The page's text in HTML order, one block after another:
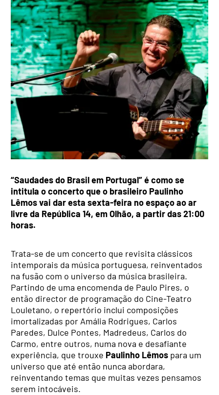
“Saudades do Brasil em Portugal” é como se
intitula o concerto que o brasileiro Paulinho
Lêmos vai dar esta sexta-feira no espaço ao ar
livre da República 14, em Olhão, a partir das 21:00
horas.
Trata-se de um concerto que revisita clássicos
intemporais da música portuguesa, reinventados
na fusão com o universo da música brasileira.
Partindo de uma encomenda de Paulo Pires, o
então director de programação do Cine-Teatro
Louletano, o repertório inclui composições
imortalizadas por Amália Rodrigues, Carlos
Paredes, Dulce Pontes, Madredeus, Carlos do
Carmo, entre outros, numa nova e desafiante
experiência, que trouxe Paulinho Lêmos para um
universo que até então nunca abordara,
reinventando temas que muitas vezes pensamos
serem intocáveis.